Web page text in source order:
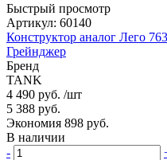
Быстрый просмотр
Артикул: 60140
Конструктор аналог Лего
Грейнджер
Бренд
TANK
4 490 руб. /шт
5 388 руб.
Экономия 898 руб.
В наличии
-